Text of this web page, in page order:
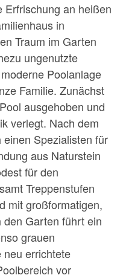
Erfrischung an heißen
in
Traum im Garten
ungenutzte
Poolanlage
Familie. Zunächst
ausgehoben und
verlegt. Nach dem
Spezialisten für
aus Naturstein
für den
Treppenstufen
mit großformatigen,
Garten führt ein
grauen
neu errichtete
vor